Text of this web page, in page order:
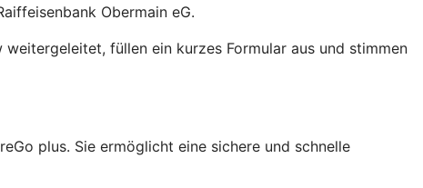
Obermain eG.
füllen ein kurzes Formular aus und stimmen
plus. Sie ermöglicht eine sichere und schnelle